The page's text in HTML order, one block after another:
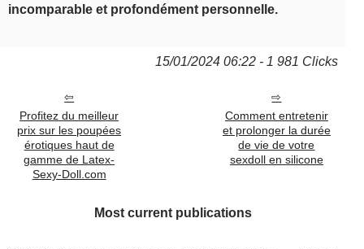
incomparable et profondément personnelle.
15/01/2024 06:22 - 1 981 Clicks
Profitez du meilleur
prix sur les poupées
érotiques haut de
gamme de Latex-
Sexy-Doll.com
Comment entretenir
et prolonger la durée
de vie de votre
sexdoll en silicone
Most current publications